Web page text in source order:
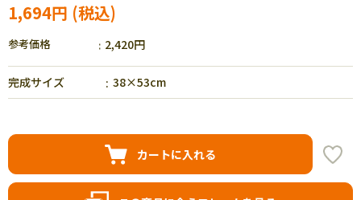
1,694円
参考価格 2,420円
完成サイズ 38×53cm
カートに入れる